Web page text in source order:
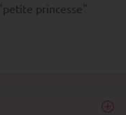
"petite princesse"